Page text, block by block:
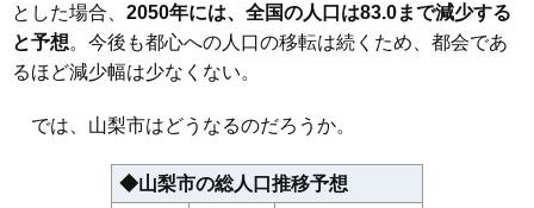
とした場合、 2050年には、全国の人口は83.0まで減少する
と予想。今後も都心への人口の移転は続くため、都会であ
るほど減少幅は少なくない。
では、山梨市はどうなるのだろうか。
◆山梨市の総人口推移予想